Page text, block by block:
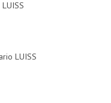
LUISS